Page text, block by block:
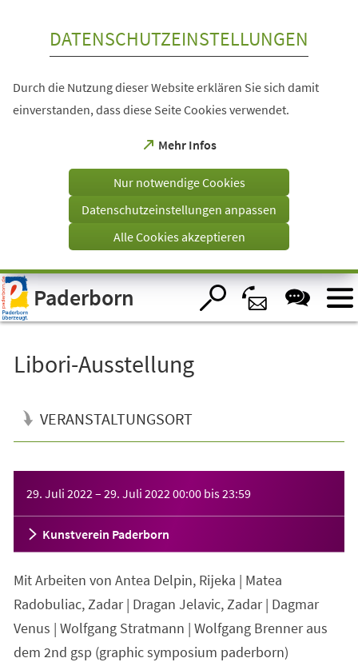
Visuelle
Assistenzsoftware
öffnen.
DATENSCHUTZEINSTELLUNGEN
Durch die Nutzung dieser Website erklären Sie sich damit
einverstanden, dass diese Seite Cookies verwendet.
Mehr Infos
(Öffnet
einem
Tab)
Nur notwendige Cookies
Datenschutzeinstellungen anpassen
Alle Cookies akzeptieren
Paderborn
Libori-Ausstellung
VERANSTALTUNGSORT
29. Juli 2022 – 29. Juli 2022 00:00 bis23:59
Kunstverein Paderborn
Mit Arbeiten von Antea Delpin, Rĳeka | Matea
Radobuliac, Zadar | Dragan Jelavic, Zadar | Dagmar
Venus | Wolfgang Stratmann | Wolfgang Brenner aus
dem 2nd gsp (graphic symposium paderborn)